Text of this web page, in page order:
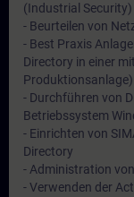
(Industrial Security)
- Beurteilen von
- Best Praxis
Directory in einer
Produktionsanlage)
- Durchführen von
Betriebssystem
- Einrichten von
Directory
- Administration
- Verwenden der